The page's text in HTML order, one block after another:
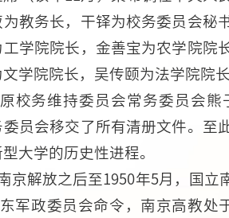
教务长，干铎为校务委员会秘
工学院院长，金善宝为农学院院
学院院长，吴传颐为法学院院
校务维持委员会常务委员会
员会移交了所有清册文件。至
大学的历史性进程。
京解放之后至1950年5月，国立
军政委员会命令，南京高教处